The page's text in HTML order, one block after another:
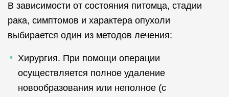
В зависимости от состояния питомца, стадии
рака, симптомов и характера опухоли
выбирается один из методов лечения:
Хирургия. При помощи операции
осуществляется полное удаление
новообразования или неполное (с